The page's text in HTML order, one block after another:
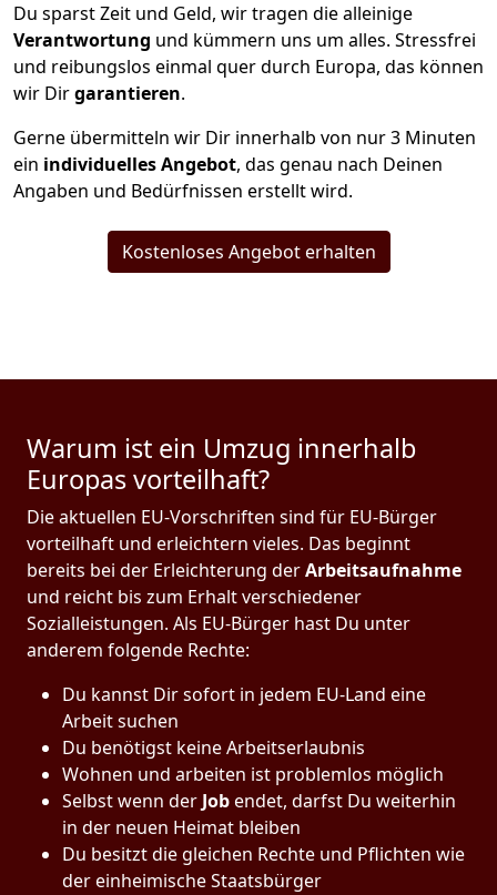
Du sparst Zeit und Geld, wir tragen die alleinige
Verantwortung und kümmern uns um alles. Stressfrei
und reibungslos einmal quer durch Europa, das können
wir Dirgarantieren.
Gerne übermitteln wir Dir innerhalb von nur3 Minuten
ein individuelles Angebot, das genau nach Deinen
Angaben und Bedürfnissen erstellt wird.
Kostenloses Angebot erhalten
Warum ist ein Umzug innerhalb
Europas vorteilhaft?
Die aktuellen EU-Vorschriften sind für EU-Bürger
vorteilhaft und erleichtern vieles. Das beginnt
bereits bei der Erleichterung derArbeitsaufnahme
und reicht bis zum Erhalt verschiedener
Sozialleistungen. Als EU-Bürger hast Du unter
anderem folgende Rechte:
Du kannst Dir sofort in jedem EU-Land eine
Arbeit suchen
Du benötigst keine Arbeitserlaubnis
Wohnen und arbeiten ist problemlos möglich
Selbst wenn der Jobendet, darfst Du weiterhin
in der neuen Heimat bleiben
Du besitzt die gleichen Rechte und Pflichten wie
der einheimische Staatsbürger